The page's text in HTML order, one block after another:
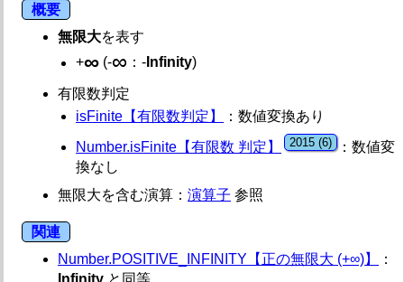
decodeURIComponent【URIコンポーネント デコード】
encodeURI【URI エンコード】
encodeURIComponent【URIコンポーネント エンコード】
escape【エンコード】
isFinite【有限数 判定】
isNaN【非数 判定】
parseFloat【文字列 → 浮動小数点数 変換】
parseInt【文字列 → 整数 変換】
ScriptEngine【スクリプト エンジンの名前取得】
ScriptEngineBuildVersion【スクリプト エンジンのビル
ScriptEngineMinorVersion【スクリプト エンジンのマイ
unescape【デコード】
uneval【ソースコード文字列】
概要
無限大を表す
+∞ (-∞ ：- Infinity)
有限数判定
isFinite【有限数判定】
：数値変換あり
Number.isFinite【有限数 判定】
：数値変
換なし
無限大を含む演算： 演算子 参照
関連
Number.POSITIVE_INFINITY【正の無限大 (+∞)】
：
Infinity と同等